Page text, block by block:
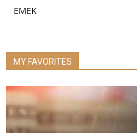
EMEK
MY FAVORITES